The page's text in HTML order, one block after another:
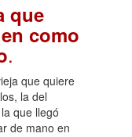
que
como
.
que quiere
la del
que llegó
de mano en